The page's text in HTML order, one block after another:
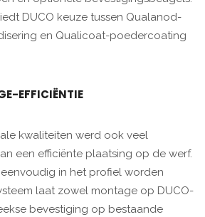
DUCO keuze tussen Qualanod-
en Qualicoat-poedercoating
EFFICIËNTIE
kwaliteiten werd ook veel
een efficiënte plaatsing op de werf.
in het profiel worden
laat zowel montage op DUCO-
bevestiging op bestaande